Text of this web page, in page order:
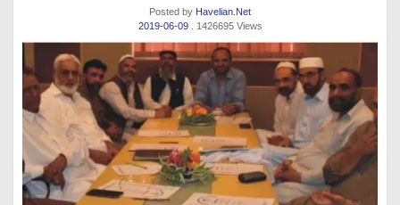
Posted by Havelian.Net
2019-06-09
. 1426695 Views